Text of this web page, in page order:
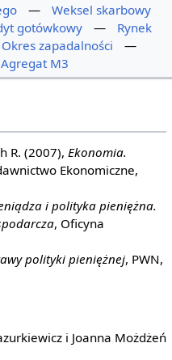
—
Weksel skarbowy
gotówkowy —
Rynek
Okres zapadalności
—
Agregat M3
R. (2007),Ekonomia.
Ekonomiczne,
i polityka pieniężna.
, Oficyna
polityki pieniężnej, PWN,
i Joanna Możdżeń